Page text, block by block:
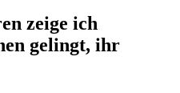
zeige ich
gelingt, ihr